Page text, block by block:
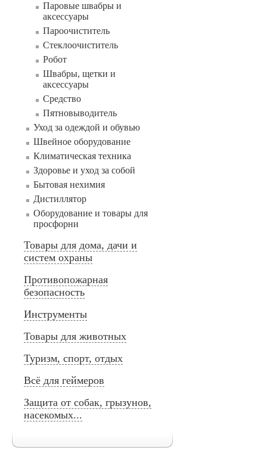
Паровые швабры и
аксессуары
Пароочиститель
Стеклоочиститель
Робот
Швабры, щетки и
аксессуары
Средство
Пятновыводитель
Уход за одеждой и обувью
Швейное оборудование
Климатическая техника
Здоровье и уход за собой
Бытовая нехимия
Дистиллятор
Оборудование и товары для
просфорни
Товары для дома, дачи и
систем охраны
Противопожарная
безопасность
Инструменты
Товары для животных
Туризм, спорт, отдых
Всё для геймеров
Защита от собак, грызунов,
насекомых...